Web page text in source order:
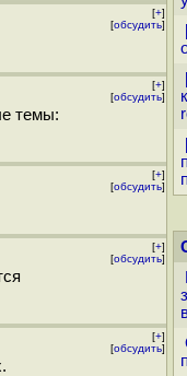
[+]
[обсудить]
[+]
[обсудить]
темы:
[+]
[обсудить]
[+]
[обсудить]
[+]
[обсудить]